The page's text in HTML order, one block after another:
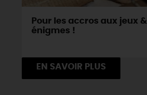
Pour les accros aux jeux &
énigmes !
EN SAVOIR PLUS